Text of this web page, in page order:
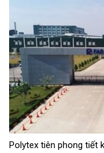
Polytex tiên phong tiết